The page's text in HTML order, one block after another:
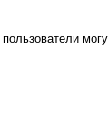
пользователи